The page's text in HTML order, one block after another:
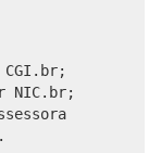
CGI.br;
NIC.br;